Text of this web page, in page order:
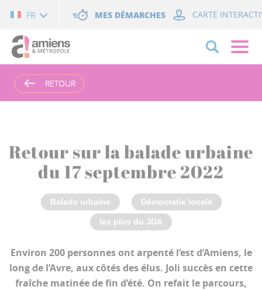
FR MES DÉMARCHES CARTE
RETOUR
RETOUR
Retour sur la balade urbaine
du 17 septembre 2022
Balade urbaine Démocratie locale
les plus du JDA
Environ 200 personnes ont arpenté l’est d’Amiens, le
long de l’Avre, aux côtés des élus. Joli succès en cette
fraîche matinée de fin d’été. On refait le parcours,